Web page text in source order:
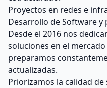
Proyectos en redes e
Desarrollo de Software y
Desde el 2016 nos
soluciones en el
preparamos
actualizadas.
Priorizamos la calidad